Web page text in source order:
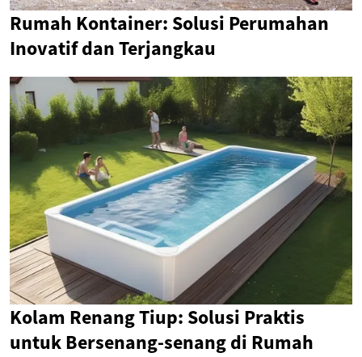
Rumah Kontainer: Solusi Perumahan
Inovatif dan Terjangkau
Kolam Renang Tiup: Solusi Praktis
untuk Bersenang-senang di Rumah